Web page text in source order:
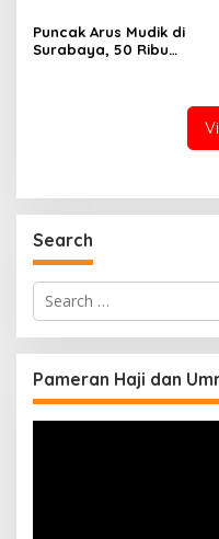
Puncak Arus Mudik di
Surabaya, 50 Ribu
Search
Search
for:
Pameran Haji dan